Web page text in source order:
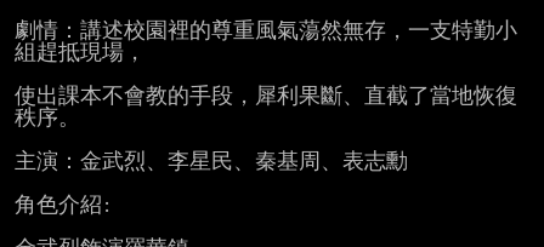
劇情：講述校園裡的尊重風氣蕩然無存，一支特勤小
組趕抵現場，
使出課本不會教的手段，犀利果斷、直截了當地恢復
秩序。
主演：金武烈、李星民、秦基周、表志勳
角色介紹: